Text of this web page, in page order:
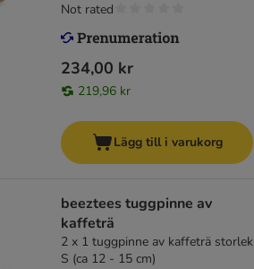
234,00 kr
219,96 kr
Not rated
Lägg till i varukorg
beeztees tuggpinne av
kaffeträ
2 x 1 tuggpinne av kaffeträ storlek
S (ca 12 - 15 cm)